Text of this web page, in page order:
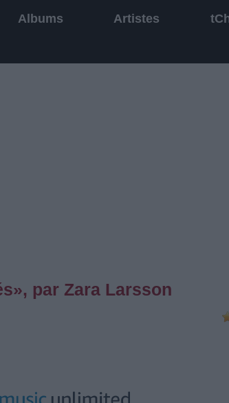
Albums Artistes
par Zara Larsson